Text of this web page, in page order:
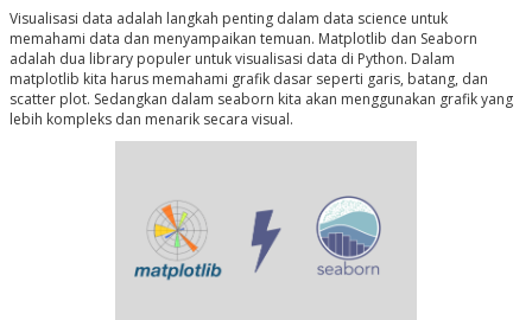
Visualisasi data adalah langkah penting dalam data science untuk
memahami data dan menyampaikan temuan. Matplotlib dan Seaborn
adalah dua library populer untuk visualisasi data di Python. Dalam
matplotlib kita harus memahami grafik dasar seperti garis, batang, dan
scatter plot. Sedangkan dalam seaborn kita akan menggunakan grafik yang
lebih kompleks dan menarik secara visual.